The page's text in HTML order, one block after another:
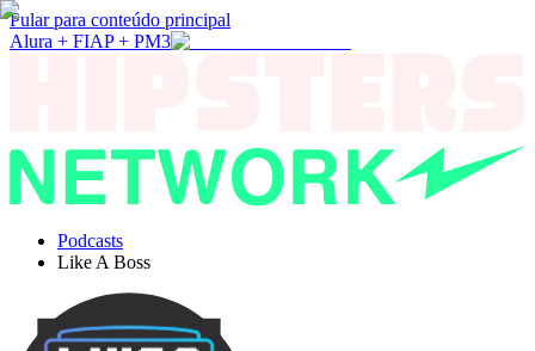
Pular para conteúdo principal
Alura + FIAP + PM3
Podcasts
Like A Boss